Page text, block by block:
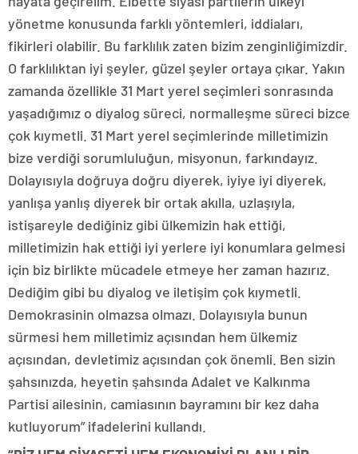
yönetme konusunda farklı yöntemleri, iddiaları,
fikirleri olabilir. Bu farklılık zaten bizim zenginliğimizdir.
O farklılıktan iyi şeyler, güzel şeyler ortaya çıkar. Yakın
zamanda özellikle 31 Mart yerel seçimleri sonrasında
yaşadığımız o diyalog süreci, normalleşme süreci bizce
çok kıymetli. 31 Mart yerel seçimlerinde milletimizin
bize verdiği sorumluluğun, misyonun, farkındayız.
Dolayısıyla doğruya doğru diyerek, iyiye iyi diyerek,
yanlışa yanlış diyerek bir ortak akılla, uzlaşıyla,
istişareyle dediğiniz gibi ülkemizin hak ettiği,
milletimizin hak ettiği iyi yerlere iyi konumlara gelmesi
için biz birlikte mücadele etmeye her zaman hazırız.
Dediğim gibi bu diyalog ve iletişim çok kıymetli.
Demokrasinin olmazsa olmazı. Dolayısıyla bunun
sürmesi hem milletimiz açısından hem ülkemiz
açısından, devletimiz açısından çok önemli. Ben sizin
şahsınızda, heyetin şahsında Adalet ve Kalkınma
Partisi ailesinin, camiasının bayramını bir kez daha
kutluyorum” ifadelerini kullandı.